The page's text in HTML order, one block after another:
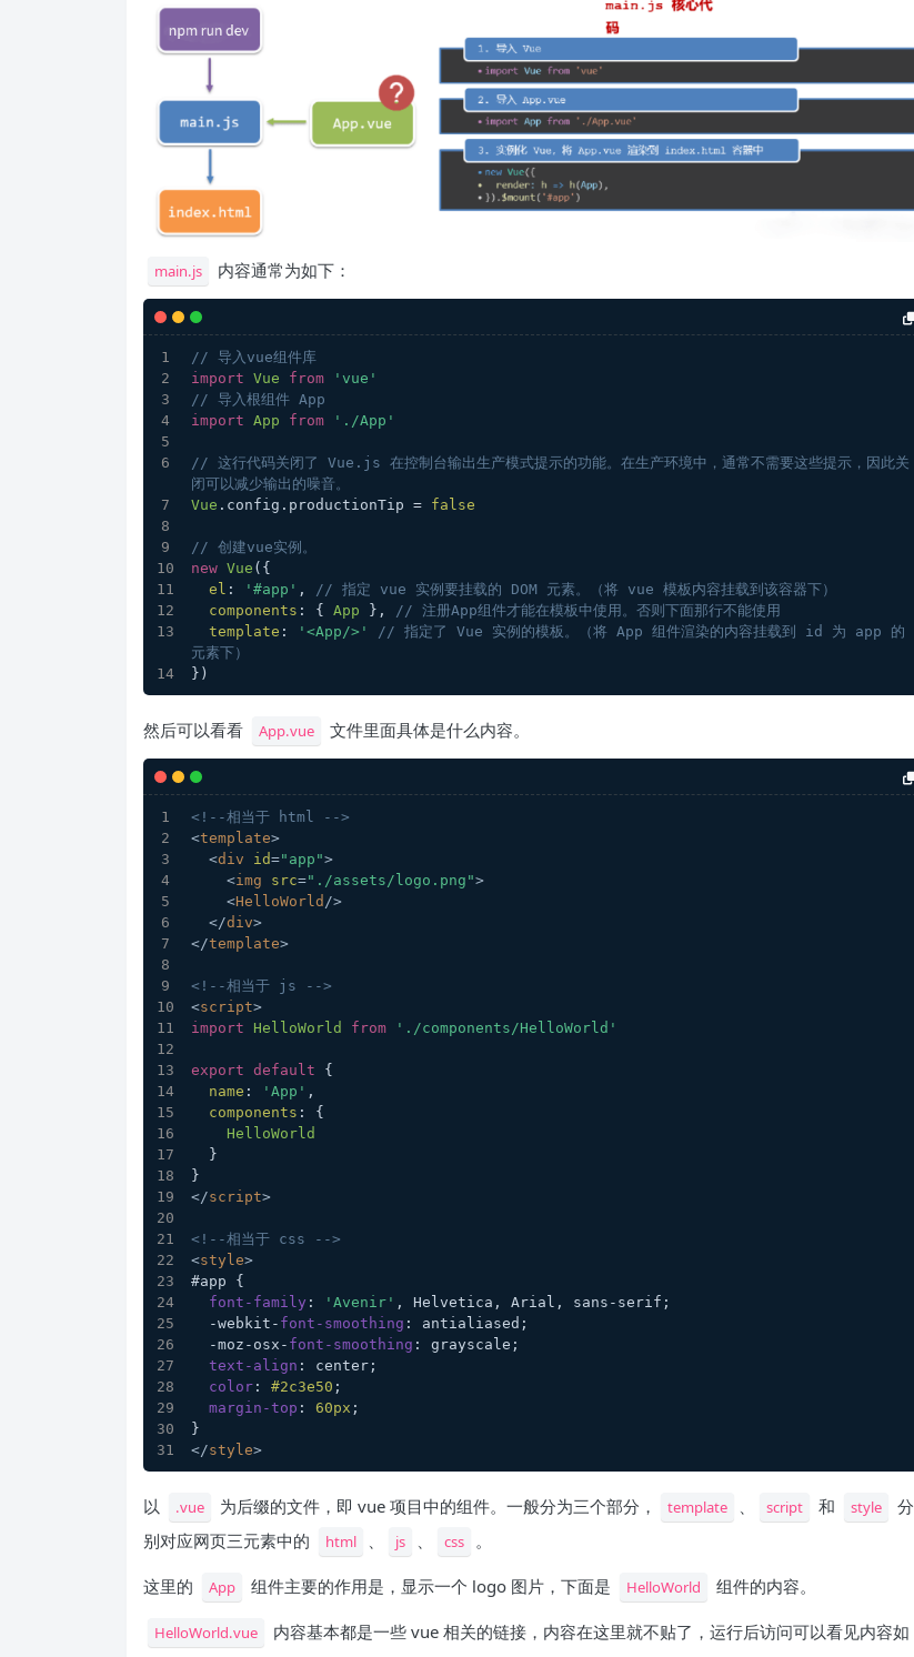
main.js 内容通常为如下：
// 导入vue组件库
import Vue from
'vue'
// 导入根组件 App
import App from './App'
// 这行代码关闭了 Vue.js 在控制台输出生产模式提示的功能。在生产环境中，通常不需要这些提示，因此关
闭可以减少输出的噪音。
Vue . config . productionTip = false
// 创建vue实例。
new Vue ({
el : '#app' ,
// 指定 vue 实例要挂载的 DOM 元素。（将 vue 模板内容挂载到该容器下）
components : { App },
// 注册App组件才能在模板中使用。否则下面那行不能使用
template : '<App/>'
// 指定了 Vue 实例的模板。（将 App 组件渲染的内容挂载到 id 为 app 的
元素下）
})
然后可以看看 App.vue 文件里面具体是什么内容。
<!--相当于 html -->
<template>
<div id="app">
<img src="./assets/logo.png">
<HelloWorld />
</div>
</template>
<!--相当于 js -->
<script>
import
HelloWorld from './components/HelloWorld'
export default {
name : 'App' ,
components : {
HelloWorld
  }
}
</script>
<!--相当于 css -->
<style>
#app {
font-family : 'Avenir' , Helvetica, Arial, sans-serif;
  -webkit-
font-smoothing : antialiased;
  -moz-osx-
font-smoothing : grayscale;
text-align : center;
color : #2c3e50 ;
margin-top : 60px ;
}
</style>
以 .vue 为后缀的文件，即 vue 项目中的组件。一般分为三个部分， template script 和 style
分
别对应网页三元素中的
html js css 。
这里的 App 组件主要的作用是，显示一个 logo 图片，下面是 HelloWorld 组件的内容。
HelloWorld.vue
内容基本都是一些 vue 相关的链接，内容在这里就不贴了，运行后访问可以看见内容如